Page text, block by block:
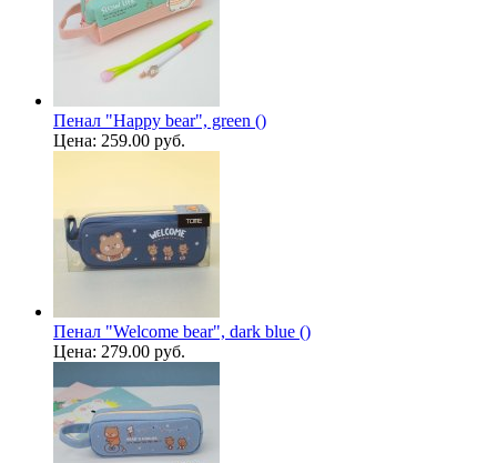
Пенал "Happy bear", green ()
Цена: 259.00 руб.
Пенал "Welcome bear", dark blue ()
Цена: 279.00 руб.